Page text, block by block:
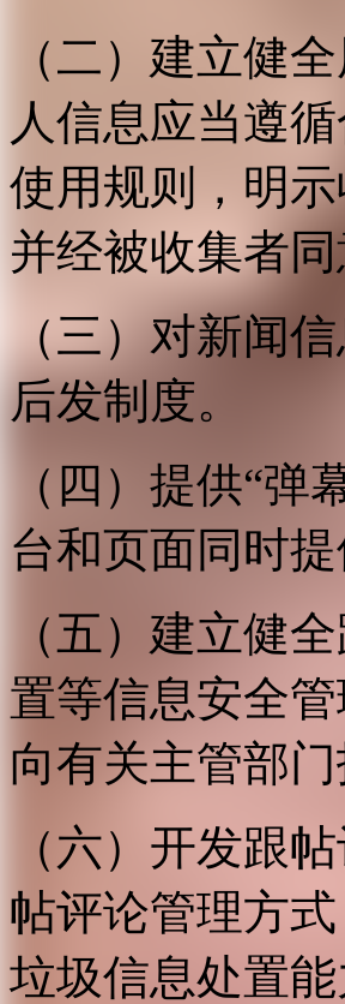
（二）建立健
人信息应当遵
使用规则，明
并经被收集者同
（三）对新闻
后发制度。
（四）提供“
台和页面同时
（五）建立健
置等信息安全
向有关主管部门
（六）开发跟
帖评论管理方
垃圾信息处置